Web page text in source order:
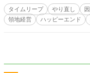
を守るのよ！」 グローリアはそう決意する。 これ
大切な人たちを守り抜くための
タイムリープ やり直し
領地経営
ハッピーエンド